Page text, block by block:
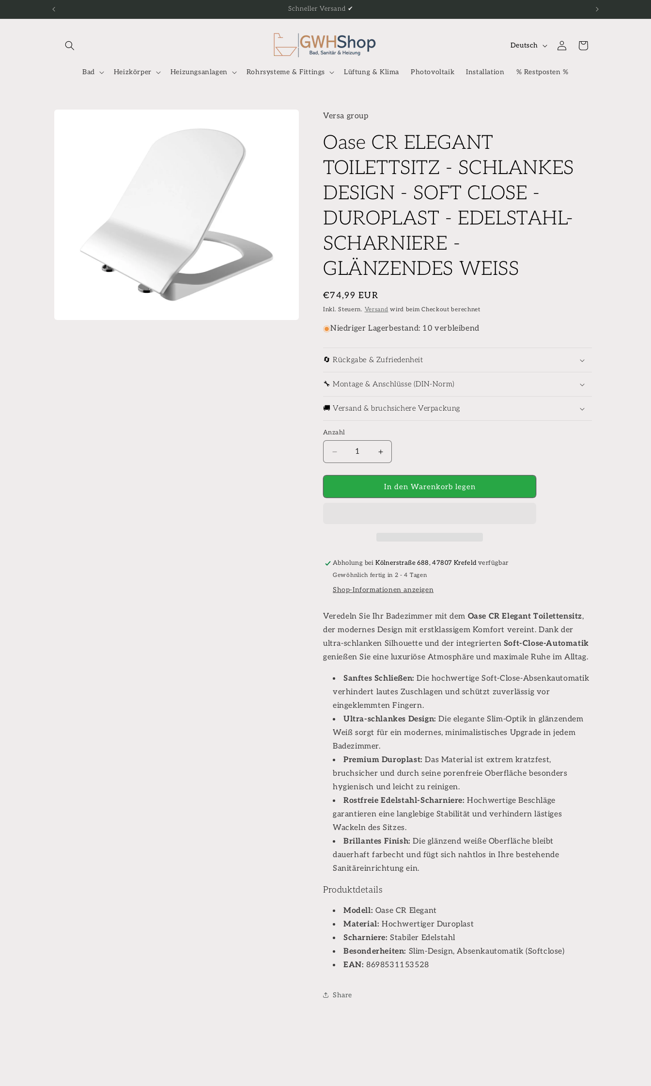
Inhalt
Schneller Versand ✔
Bad Heizkörper Heizungsanlagen Rohrsysteme & Fittings Lüftung & Klima Photovoltaik Installation % Restposten %
S
r
Deutsch EinloggenWarenkorb
Versa group
Oase CR ELEGANT
TOILETTSITZ - SCHLANKES
DESIGN - SOFT CLOSE -
DUROPLAST - EDELSTAHL-
SCHARNIERE -
GLÄNZENDES WEISS
Normaler
Preis
€74,99 EUR
Inkl. Steuern. Versand wird beim Checkout berechnet
Niedriger Lagerbestand: 10 verbleibend
🔄 Rückgabe & Zufriedenheit
🔧 Montage & Anschlüsse (DIN-Norm)
🚚 Versand & bruchsichere Verpackung
Anzahl
Anzahl
Verringere
die
Menge
Oase
DESIGN
-
SOFT
CLOSE
-
EDELSTAHL-
SCHARNIERE
GLÄNZENDES
Erhöhe
die
Menge
für
Oase
DESIGN
-
SOFT
CLOSE
-
EDELSTAHL-
SCHARNIERE
GLÄNZENDES
In den Warenkorb legen
Abholung beiKölnerstraße 688, 47807 Krefeldverfügbar
Gewöhnlich fertig in 2 - 4 Tagen
Shop-Informationen anzeigen
Veredeln Sie Ihr Badezimmer mit dem Oase CR Elegant Toilettensitz,
der modernes Design mit erstklassigem Komfort vereint. Dank der
ultra-schlanken Silhouette und der integrierten Soft-Close-Automatik
genießen Sie eine luxuriöse Atmosphäre und maximale Ruhe im Alltag.
Sanftes Schließen: Die hochwertige Soft-Close-Absenkautomatik
verhindert lautes Zuschlagen und schützt zuverlässig vor
eingeklemmten Fingern.
Ultra-schlankes Design: Die elegante Slim-Optik in glänzendem
Weiß sorgt für ein modernes, minimalistisches Upgrade in jedem
Badezimmer.
Premium Duroplast: Das Material ist extrem kratzfest,
bruchsicher und durch seine porenfreie Oberfläche besonders
hygienisch und leicht zu reinigen.
Rostfreie Edelstahl-Scharniere: Hochwertige Beschläge
garantieren eine langlebige Stabilität und verhindern lästiges
Wackeln des Sitzes.
Brillantes Finish: Die glänzend weiße Oberfläche bleibt
dauerhaft farbecht und fügt sich nahtlos in Ihre bestehende
Sanitäreinrichtung ein.
Produktdetails
Modell: Oase CR Elegant
Material: Hochwertiger Duroplast
Scharniere: Stabiler Edelstahl
Besonderheiten: Slim-Design, Absenkautomatik (Softclose)
EAN: 8698531153528
Share